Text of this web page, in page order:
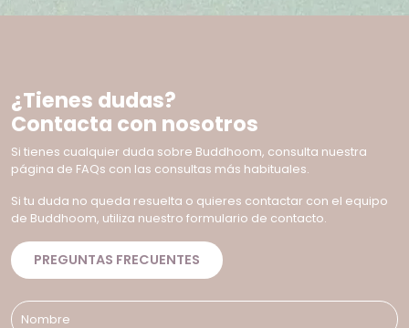
¿Tienes dudas?
Contacta con nosotros
Si tienes cualquier duda sobre Buddhoom, consulta nuestra
página de FAQs con las consultas más habituales.
Si tu duda no queda resuelta o quieres contactar con el equipo
de Buddhoom, utiliza nuestro formulario de contacto.
PREGUNTAS FRECUENTES